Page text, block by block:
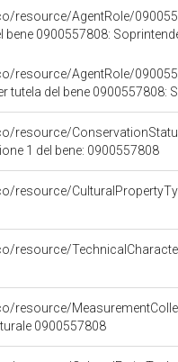
resource/AgentRole/
bene 0900557808:
resource/AgentRole/
tutela del bene
resource/
1 del bene: 0900557808
resource/
resource/
resource/
0900557808